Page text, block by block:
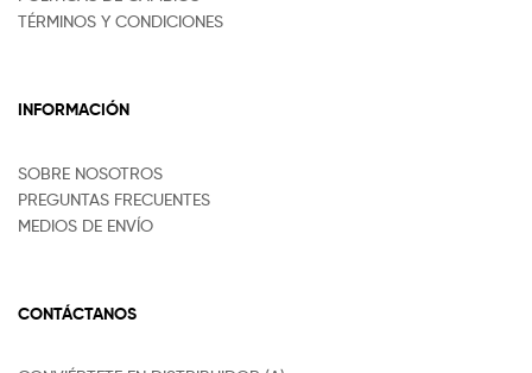
TÉRMINOS Y CONDICIONES
INFORMACIÓN
SOBRE NOSOTROS
PREGUNTAS FRECUENTES
MEDIOS DE ENVÍO
CONTÁCTANOS